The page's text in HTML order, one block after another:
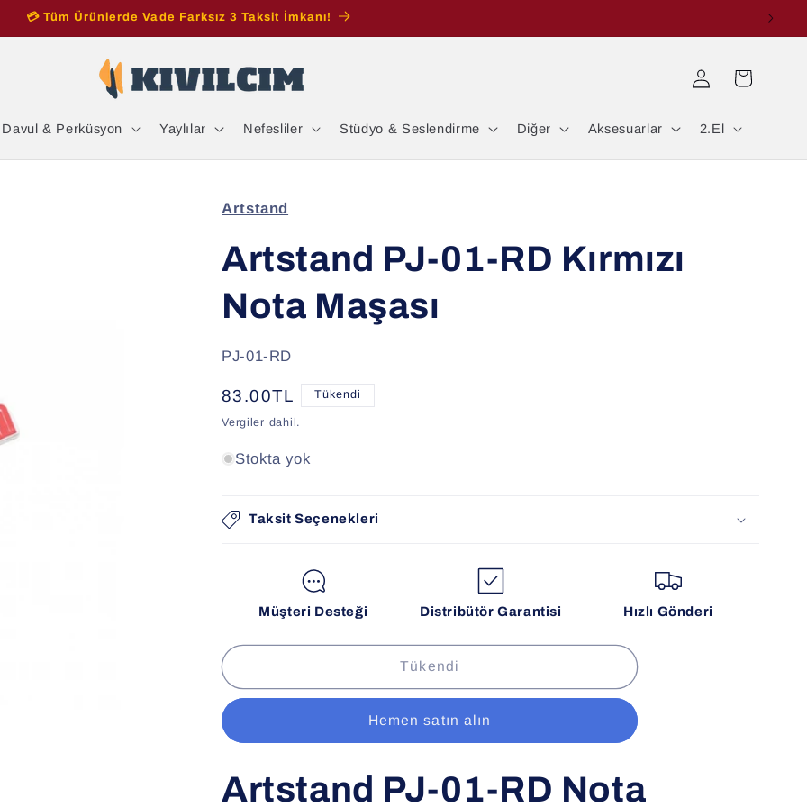
💳 Tüm Ürünlerde Vade Farksız 3 Taksit İmkanı!
Davul & Perküsyon Yaylılar Nefesliler Stüdyo & Seslendirme Diğer Aksesuarlar 2.El
Oturum
Sepet
Artstand
Artstand PJ-01-RD Kırmızı
Nota Maşası
SKU:
PJ-01-RD
Normal
fiyat
83.00TL Tükendi
Vergiler dahil.
Stokta yok
Taksit Seçenekleri
Müşteri Desteği Distribütör Garantisi Hızlı Gönderi
Tükendi
Hemen satın alın
Artstand PJ-01-RD Nota